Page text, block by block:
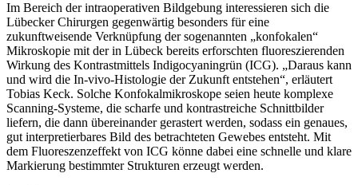
Im Bereich der intraoperativen Bildgebung interessieren sich die
Lübecker Chirurgen gegenwärtig besonders für eine
zukunftweisende Verknüpfung der sogenannten „konfokalen“
Mikroskopie mit der in Lübeck bereits erforschten fluoreszierenden
Wirkung des Kontrastmittels Indigocyaningrün (ICG). „Daraus kann
und wird die In-vivo-Histologie der Zukunft entstehen“, erläutert
Tobias Keck. Solche Konfokalmikroskope seien heute komplexe
Scanning-Systeme, die scharfe und kontrastreiche Schnittbilder
liefern, die dann übereinander gerastert werden, sodass ein genaues,
gut interpretierbares Bild des betrachteten Gewebes entsteht. Mit
dem Fluoreszenzeffekt von ICG könne dabei eine schnelle und klare
Markierung bestimmter Strukturen erzeugt werden.